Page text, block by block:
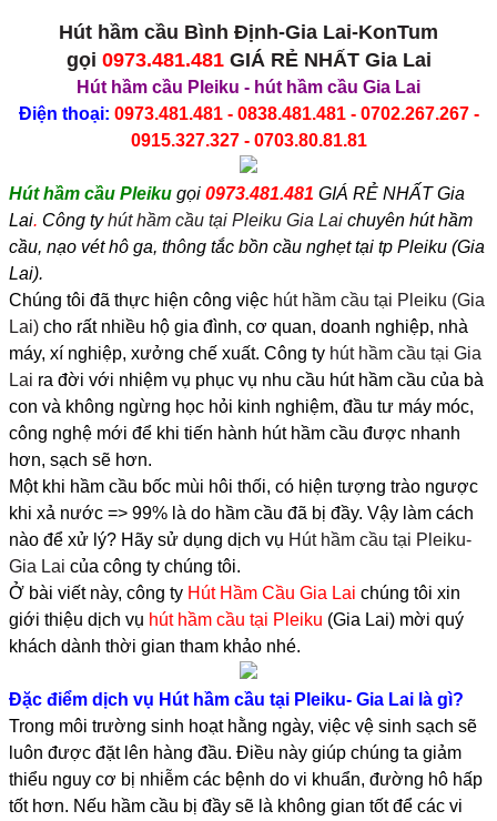
Hút hầm cầu Bình Định-Gia Lai-KonTum
gọi 0973.481.481GIÁ RẺ NHẤT Gia Lai
Hút hầm cầu Pleiku - hút hầm cầu Gia Lai
Điện thoại: 0973.481.481 - 0838.481.481 - 0702.267.267 -
0915.327.327 - 0703.80.81.81
Hút hầm cầu Pleiku gọi 0973.481.481 GIÁ RẺ NHẤT Gia
Lai. Công tyhút hầm cầu tại Pleiku Gia Laichuyên hút hầm
cầu, nạo vét hô ga, thông tắc bồn cầu nghẹt tại tp Pleiku (Gia
Lai).
Chúng tôi đã thực hiện công việc hút hầm cầu tại Pleiku (Gia
Lai)cho rất nhiều hộ gia đình, cơ quan, doanh nghiệp, nhà
máy, xí nghiệp, xưởng chế xuất. Công ty hút hầm cầu tại Gia
Lai ra đời với nhiệm vụ phục vụ nhu cầu hút hầm cầu của bà
con và không ngừng học hỏi kinh nghiệm, đầu tư máy móc,
công nghệ mới để khi tiến hành hút hầm cầu được nhanh
hơn, sạch sẽ hơn.
Một khi hầm cầu bốc mùi hôi thối, có hiện tượng trào ngược
khi xả nước => 99% là do hầm cầu đã bị đầy. Vậy làm cách
nào để xử lý? Hãy sử dụng dịch vụ Hút hầm cầu tại Pleiku-
Gia Lai của công ty chúng tôi.
Ở bài viết này, công ty Hút Hầm Cầu Gia Lai chúng tôi xin
giới thiệu dịch vụ hút hầm cầu tại Pleiku (Gia Lai) mời quý
khách dành thời gian tham khảo nhé.
Đặc điểm dịch vụ Hút hầm cầu tại Pleiku- Gia Lai là gì?
Trong môi trường sinh hoạt hằng ngày, việc vệ sinh sạch sẽ
luôn được đặt lên hàng đầu. Điều này giúp chúng ta giảm
thiểu nguy cơ bị nhiễm các bệnh do vi khuẩn, đường hô hấp
tốt hơn. Nếu hầm cầu bị đầy sẽ là không gian tốt để các vi